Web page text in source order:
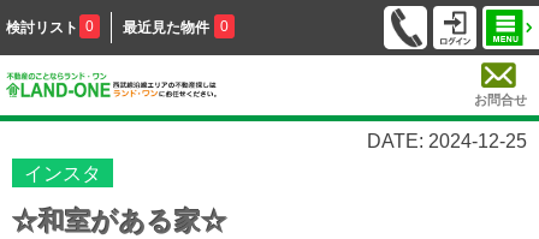
検討リスト 0 最近見た物件 0
お問合せ
DATE: 2024-12-25
インスタ
☆和室がある家☆